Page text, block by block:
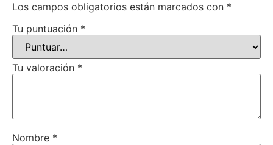
Los campos obligatorios están marcados con *
Tu puntuación *
Tu valoración *
Nombre *